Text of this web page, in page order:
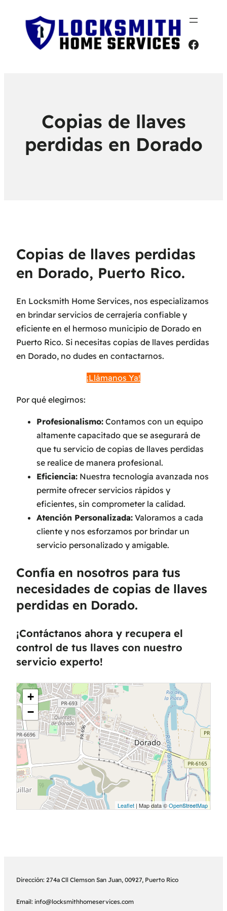
Copias de llaves
perdidas en Dorado
Copias de llaves perdidas
en Dorado, Puerto Rico.
En Locksmith Home Services, nos especializamos
en brindar servicios de cerrajería confiable y
eficiente en el hermoso municipio de Dorado en
Puerto Rico. Si necesitas copias de llaves perdidas
en Dorado, no dudes en contactarnos.
¡Llámanos Ya!
Por qué elegirnos:
Profesionalismo: Contamos con un equipo
altamente capacitado que se asegurará de
que tu servicio de copias de llaves perdidas
se realice de manera profesional.
Eficiencia: Nuestra tecnología avanzada nos
permite ofrecer servicios rápidos y
eficientes, sin comprometer la calidad.
Atención Personalizada: Valoramos a cada
cliente y nos esforzamos por brindar un
servicio personalizado y amigable.
Confía en nosotros para tus
necesidades de copias de llaves
perdidas en Dorado.
¡Contáctanos ahora y recupera el
control de tus llaves con nuestro
servicio experto!
+
−
Leaflet | Map data ©OpenStreetMap
Dirección: 274a Cll Clemson San Juan, 00927, Puerto Rico
Email: info@locksmithhomeservices.com